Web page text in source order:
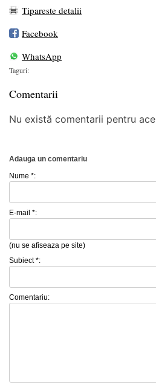
Tipareste detalii
Facebook
WhatsApp
Taguri:
Comentarii
Nu există comentarii pentru
Adauga un comentariu
Nume *:
E-mail *:
(nu se afiseaza pe site)
Subiect *:
Comentariu: